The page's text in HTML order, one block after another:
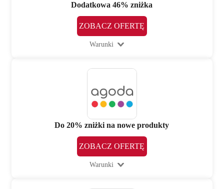
Dodatkowa 46% zniżka
ZOBACZ OFERTĘ
Warunki
Do 20% zniżki na nowe produkty
ZOBACZ OFERTĘ
Warunki